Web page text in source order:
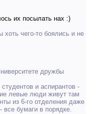
их посылать нах :)
хоть чего-то боялись и не
дружбы
и аспирантов -
левые люди живут там
из 6-го отделения даже
все бумаги в порядке.